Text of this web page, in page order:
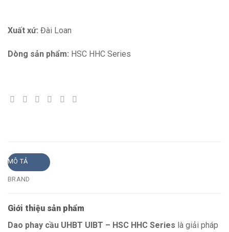
Xuất xứ: Đài Loan
Dòng sản phẩm: HSC HHC Series
MÔ TẢ
BRAND
Giới thiệu sản phẩm
Dao phay cầu UHBT UIBT – HSC HHC Series là giải pháp